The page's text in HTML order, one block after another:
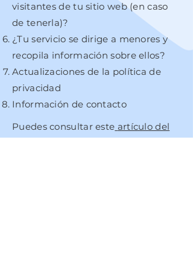
visitantes de tu sitio web (en caso
de tenerla)?
¿Tu servicio se dirige a menores y
recopila información sobre ellos?
Actualizaciones de la política de
privacidad
Información de contacto
Puedes consultar este artículo del